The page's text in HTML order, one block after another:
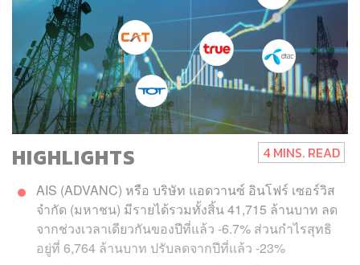
HIGHLIGHTS 4 MINS. READ
AIS (ADVANC) หรือ บริษัท แอดวานซ์ อินโฟร์ เซอร์วิส
จำกัด (มหาชน) มีรายได้รวมทั้งสิ้น 41,715 ล้านบาท ลด
จากช่วงเวลาเดียวกันของปีที่แล้ว -6.7% ส่วนกำไรสุทธิ
อยู่ที่ 6,764 ล้านบาท ปรับลดจากปีที่แล้ว -23%